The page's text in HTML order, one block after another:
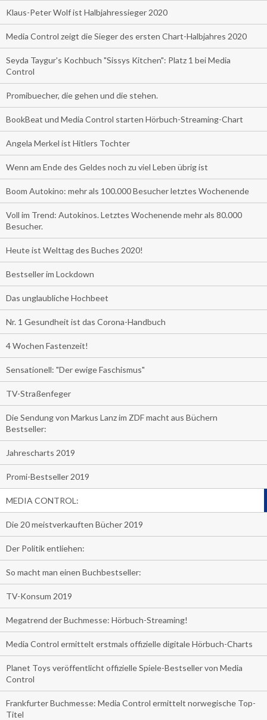
Klaus-Peter Wolf ist Halbjahressieger 2020
Media Control zeigt die Sieger des ersten Chart-Halbjahres 2020
Seyda Taygur's Kochbuch "Sissys Kitchen": Platz 1 bei Media
Control
Promibuecher, die gehen und die stehen.
BookBeat und Media Control starten Hörbuch-Streaming-Chart
Angela Merkel ist Hitlers Tochter
Wenn am Ende des Geldes noch zu viel Leben übrig ist
Boom Autokino: mehr als 100.000 Besucher letztes Wochenende
Voll im Trend: Autokinos. Letztes Wochenende mehr als 80.000
Besucher.
Heute ist Welttag des Buches 2020!
Bestseller im Lockdown
Das unglaubliche Hochbeet
Nr. 1 Gesundheit ist das Corona-Handbuch
4 Wochen Fastenzeit!
Sensationell: "Der ewige Faschismus"
TV-Straßenfeger
Die Sendung von Markus Lanz im ZDF macht aus Büchern
Bestseller:
Jahrescharts 2019
Promi-Bestseller 2019
MEDIA CONTROL:
Die 20 meistverkauften Bücher 2019
Der Politik entliehen:
So macht man einen Buchbestseller:
TV-Konsum 2019
Megatrend der Buchmesse: Hörbuch-Streaming!
Media Control ermittelt erstmals offizielle digitale Hörbuch-Charts
Planet Toys veröffentlicht offizielle Spiele-Bestseller von Media
Control
Frankfurter Buchmesse: Media Control ermittelt norwegische Top-
Titel